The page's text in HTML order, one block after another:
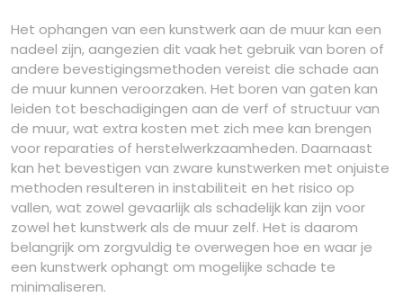
Het ophangen van een kunstwerk aan de muur kan een
nadeel zijn, aangezien dit vaak het gebruik van boren of
andere bevestigingsmethoden vereist die schade aan
de muur kunnen veroorzaken. Het boren van gaten kan
leiden tot beschadigingen aan de verf of structuur van
de muur, wat extra kosten met zich mee kan brengen
voor reparaties of herstelwerkzaamheden. Daarnaast
kan het bevestigen van zware kunstwerken met onjuiste
methoden resulteren in instabiliteit en het risico op
vallen, wat zowel gevaarlijk als schadelijk kan zijn voor
zowel het kunstwerk als de muur zelf. Het is daarom
belangrijk om zorgvuldig te overwegen hoe en waar je
een kunstwerk ophangt om mogelijke schade te
minimaliseren.